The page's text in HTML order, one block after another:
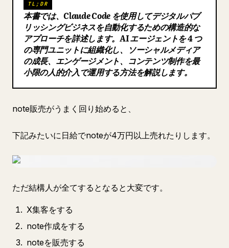
ブログ
更新情報
TL;DR
本書では、Claude Code を使用してデジタルパブ
リッシングビジネスを自動化するための構造的な
アプローチを詳述します。AI エージェントを 4 つ
の専門ユニットに組織化し、ソーシャルメディア
の成長、エンゲージメント、コンテンツ制作を最
小限の人的介入で運用する方法を解説します。
note販売がうまく回り始めると、
下記みたいに日給でnoteが4万円以上売れたりします。
ただ結構人が全てするとなると大変です。
X集客をする
note作成をする
noteを販売する